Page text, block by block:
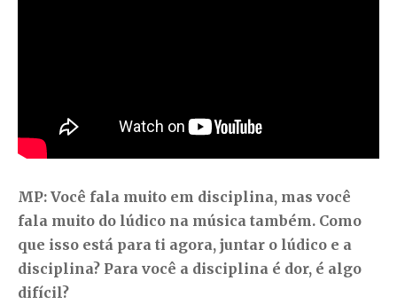
MP: Você fala muito em disciplina, mas você
fala muito do lúdico na música também. Como
que isso está para ti agora, juntar o lúdico e a
disciplina? Para você a disciplina é dor, é algo
difícil?